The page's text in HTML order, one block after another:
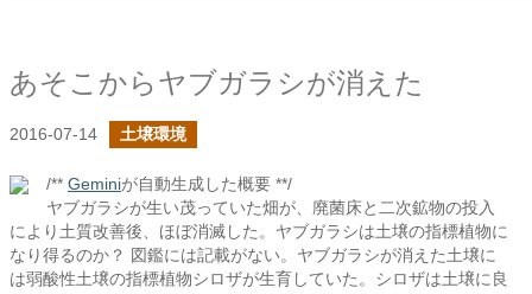
あそこからヤブガラシが消えた
2016-07-14 土壌環境
/** Geminiが自動生成した概要 **/
ヤブガラシが生い茂っていた畑が、廃菌床と二次鉱物の投入
により土質改善後、ほぼ消滅した。ヤブガラシは土壌の指標植物に
なり得るのか？ 図鑑には記載がない。ヤブガラシが消えた土壌に
は弱酸性土壌の指標植物シロザが生育していた。シロザは土壌に良